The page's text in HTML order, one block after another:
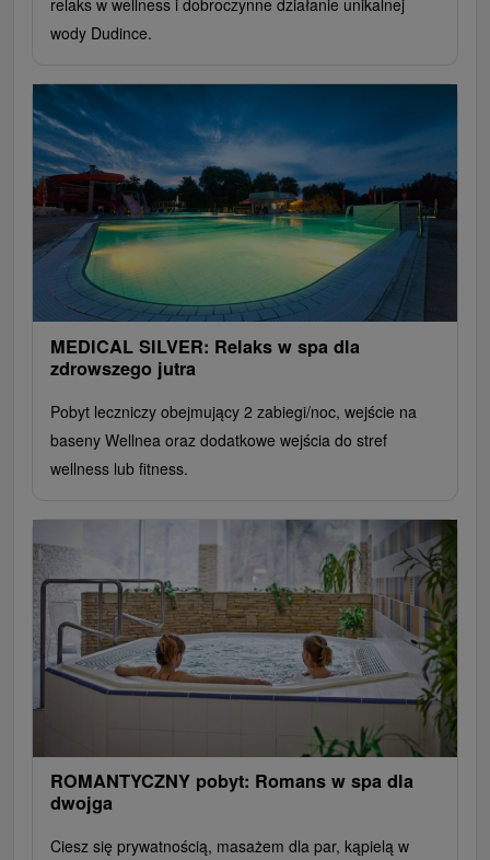
relaks w wellness i dobroczynne działanie unikalnej
wody Dudince.
MEDICAL SILVER: Relaks w spa dla
zdrowszego jutra
Pobyt leczniczy obejmujący 2 zabiegi/noc, wejście na
baseny Wellnea oraz dodatkowe wejścia do stref
wellness lub fitness.
ROMANTYCZNY pobyt: Romans w spa dla
dwojga
Ciesz się prywatnością, masażem dla par, kąpielą w